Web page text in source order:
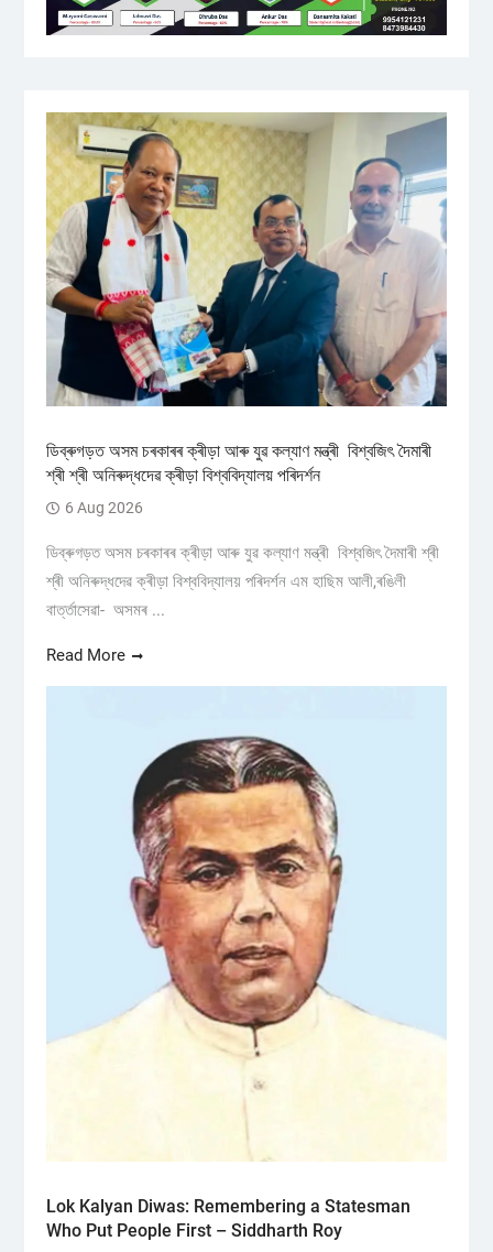
ডিব্ৰুগড়ত অসম চৰকাৰৰ ক্ৰীড়া আৰু যুৱ কল্যাণ মন্ত্ৰী বিশ্বজিৎ দৈমাৰী
শ্ৰী শ্ৰী অনিৰুদ্ধদেৱ ক্ৰীড়া বিশ্ববিদ্যালয় পৰিদৰ্শন
6 Aug 2026
ডিব্ৰুগড়ত অসম চৰকাৰৰ ক্ৰীড়া আৰু যুৱ কল্যাণ মন্ত্ৰী বিশ্বজিৎ দৈমাৰী শ্ৰী
শ্ৰী অনিৰুদ্ধদেৱ ক্ৰীড়া বিশ্ববিদ্যালয় পৰিদৰ্শন এম হাছিম আলী,ৰঙিলী
বাৰ্ত্তাসেৱা- অসমৰ ...
Read More
Lok Kalyan Diwas: Remembering a Statesman
Who Put People First – Siddharth Roy